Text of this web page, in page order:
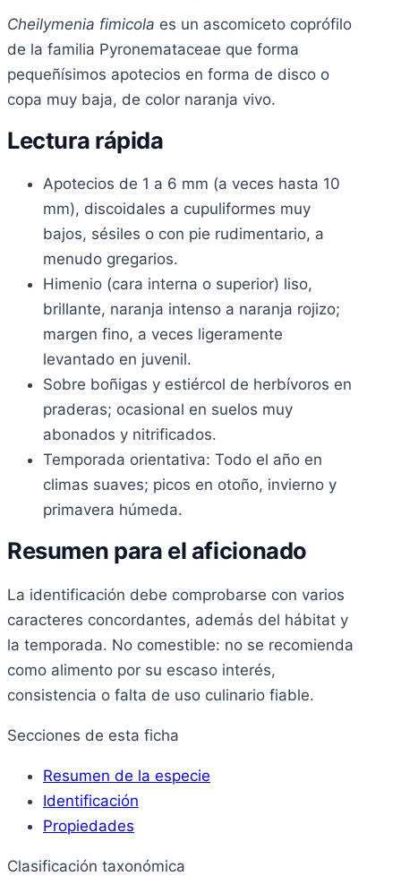
Cheilymenia fimicola es un ascomiceto coprófilo
de la familia Pyronemataceae que forma
pequeñísimos apotecios en forma de disco o
copa muy baja, de color naranja vivo.
Lectura rápida
Apotecios de 1 a 6 mm (a veces hasta 10
mm), discoidales a cupuliformes muy
bajos, sésiles o con pie rudimentario, a
menudo gregarios.
Himenio (cara interna o superior) liso,
brillante, naranja intenso a naranja rojizo;
margen fino, a veces ligeramente
levantado en juvenil.
Sobre boñigas y estiércol de herbívoros en
praderas; ocasional en suelos muy
abonados y nitrificados.
Temporada orientativa: Todo el año en
climas suaves; picos en otoño, invierno y
primavera húmeda.
Resumen para el aficionado
La identificación debe comprobarse con varios
caracteres concordantes, además del hábitat y
la temporada. No comestible: no se recomienda
como alimento por su escaso interés,
consistencia o falta de uso culinario fiable.
Secciones de esta ficha
Resumen de la especie
Identificación
Propiedades
Clasificación taxonómica